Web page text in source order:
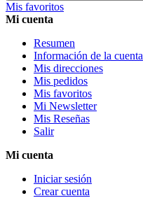
Mis favoritos
Mi cuenta
Resumen
Información de la cuenta
Mis direcciones
Mis pedidos
Mis favoritos
Mi Newsletter
Mis Reseñas
Salir
Mi cuenta
Iniciar sesión
Crear cuenta